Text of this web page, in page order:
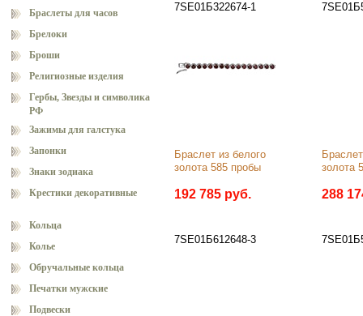
Браслеты для часов
Брелоки
Броши
Религиозные изделия
Гербы, Звезды и символика
РФ
Зажимы для галстука
Запонки
Знаки зодиака
Крестики декоративные
Кольца
Колье
Обручальные кольца
Печатки мужские
Подвески
7SE01Б322674-1
Браслет из белого
золота 585 пробы
192 785 руб.
золота
288
7SE01Б612648-3